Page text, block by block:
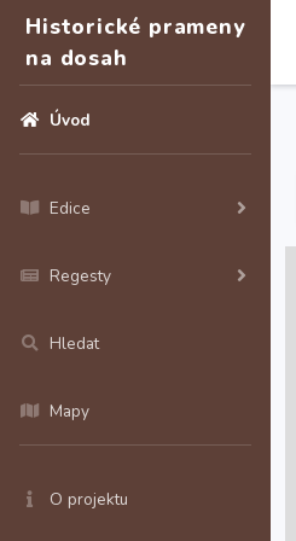
Historické prameny
na dosah
Úvod
Edice
Regesty
Hledat
Mapy
O projektu